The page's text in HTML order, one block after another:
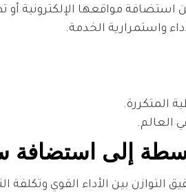
مواقعها الإلكترونية أو
واستمرارية الخدمة.
المتكررة.
العالم.
إلى استضافة
بين الأداء القوي وتكلفة